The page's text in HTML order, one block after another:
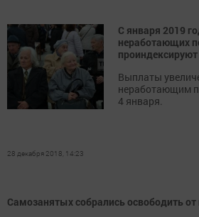
С января 2019
неработающих
проиндексируют
Выплаты
неработающим
4 января.
28 декабря 2018, 14:23
Самозанятых собрались освободить